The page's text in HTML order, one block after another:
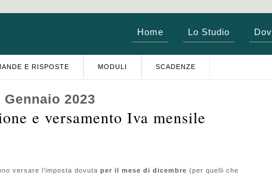
Home Lo Studio
E RISPOSTE MODULI SCADENZE
2023
e versamento Iva mensile
versare l’imposta dovuta per il mese di dicembre (per quelli che